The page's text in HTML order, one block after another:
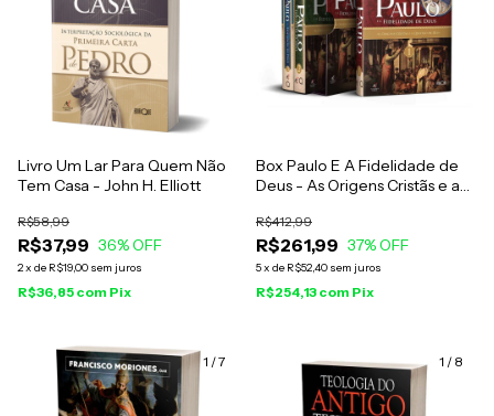
Livro Um Lar Para Quem Não
Tem Casa - John H. Elliott
R$37,99
R$58,99
36% OFF
2x de R$19,00 sem juros
R$36,85 com Pix
Box Paulo E A Fidelidade de
Deus - As Origens Cristãs e a
R$261,99
R$412,99
37% OFF
5x de R$52,40 sem juros
R$254,13 com Pix
1 /7 1 / 8